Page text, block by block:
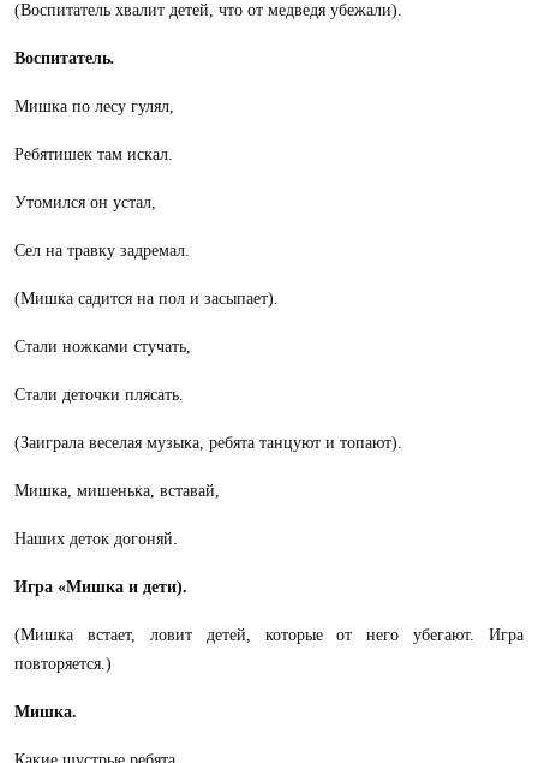
(Воспитатель хвалит детей, что от медведя убежали).
Воспитатель.
Мишка по лесу гулял,
Ребятишек там искал.
Утомился он устал,
Сел на травку задремал.
(Мишка садится на пол и засыпает).
Стали ножками стучать,
Стали деточки плясать.
(Заиграла веселая музыка, ребята танцуют и топают).
Мишка, мишенька, вставай,
Наших деток догоняй.
Игра «Мишка и дети).
(Мишка встает, ловит детей, которые от него убегают. Игра
повторяется.)
Мишка.